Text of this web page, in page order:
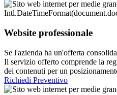
Website professionale
Se l'azienda ha un'offerta
Il servizio offerto comprende la
dei contenuti per un
Richiedi Preventivo